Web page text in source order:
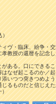
）
ヴ・臨床、紛争・
教授の還暦を記念
ある。口にできる
なぜ起こるのか／
いつつ突きつめよ
るものだと信じえ